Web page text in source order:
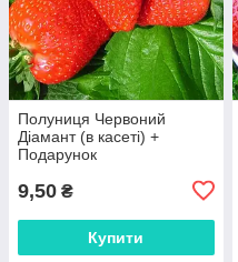
Полуниця Червоний
Діамант (в касеті) +
Подарунок
9,50 ₴
Купити